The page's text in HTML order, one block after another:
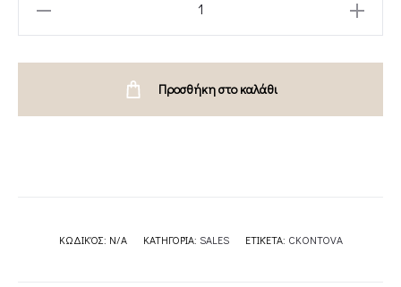
Προσθήκη στο καλάθι
ΚΩΔΙΚΌΣ: N/A ΚΑΤΗΓΟΡΊΑ: SALES ΕΤΙΚΈΤΑ: CKONTOVA